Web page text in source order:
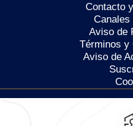
Contacto
Aviso de
Términos y
Aviso de
Calzada